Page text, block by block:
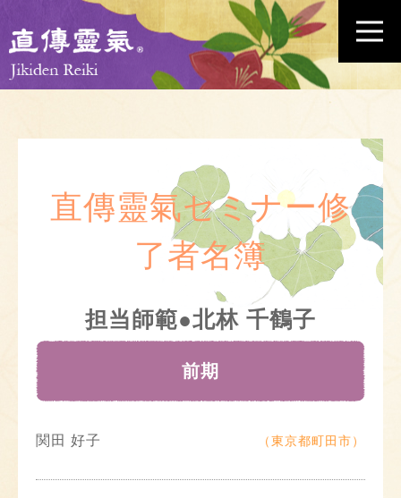
直傳靈氣セミナー修
了者名簿
担当師範●北林 千鶴子
前期
関田 好子 （東京都町田市）